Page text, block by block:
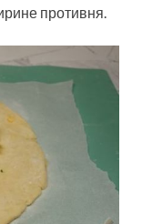
противня.